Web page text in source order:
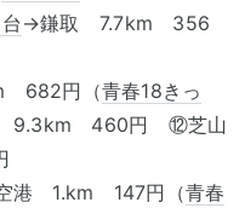
→鎌取 7.7km 356
682円（青春18きっ
9.3km 460円 ⑫芝山
港 1.km 147円（青春